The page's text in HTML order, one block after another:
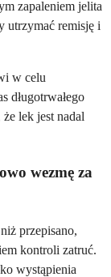
zapaleniem jelita
utrzymać remisję i
w celu
długotrwałego
lek jest nadal
wezmę za
przepisano,
kontroli zatruć.
wystąpienia